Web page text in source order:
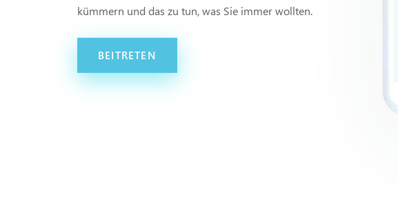
kümmern und das zu tun, was Sie immer wollten.
BEITRETEN